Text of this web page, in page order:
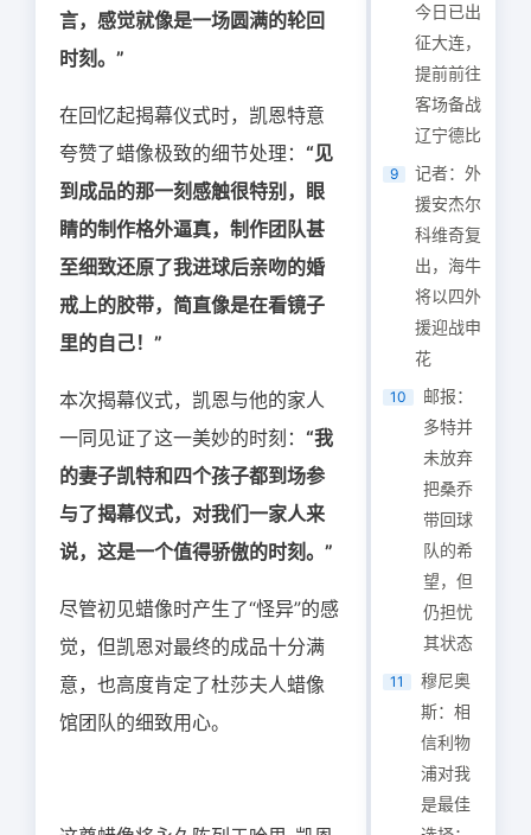
言，感觉就像是一场圆满的轮回
时刻。”
在回忆起揭幕仪式时，凯恩特意
夸赞了蜡像极致的细节处理： “见
到成品的那一刻感触很特别，眼
睛的制作格外逼真，制作团队甚
至细致还原了我进球后亲吻的婚
戒上的胶带，简直像是在看镜子
里的自己！”
本次揭幕仪式，凯恩与他的家人
一同见证了这一美妙的时刻： “我
的妻子凯特和四个孩子都到场参
与了揭幕仪式，对我们一家人来
说，这是一个值得骄傲的时刻。”
尽管初见蜡像时产生了“怪异”的感
觉，但凯恩对最终的成品十分满
意，也高度肯定了杜莎夫人蜡像
馆团队的细致用心。
今日已出
征大连，
提前前往
客场备战
辽宁德比
9
记者：外
援安杰尔
科维奇复
出，海牛
将以四外
援迎战申
花
10
邮报：
多特并
未放弃
把桑乔
带回球
队的希
望，但
仍担忧
其状态
11
穆尼奥
斯：相
信利物
浦对我
是最佳